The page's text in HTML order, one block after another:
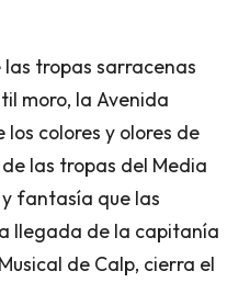
tropas sarracenas
moro, la Avenida
colores y olores de
las tropas del Media
fantasía que las
llegada de la capitanía
de Calp, cierra el